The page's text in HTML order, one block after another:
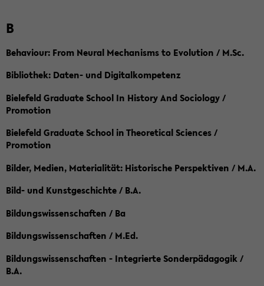
B
Behaviour: From Neural Mechanisms to Evolution / M.Sc.
Bibliothek: Daten- und Digitalkompetenz
Bielefeld Graduate School In History And Sociology /
Promotion
Bielefeld Graduate School in Theoretical Sciences /
Promotion
Bilder, Medien, Materialität: Historische Perspektiven / M.A.
Bild- und Kunstgeschichte / B.A.
Bildungswissenschaften / Ba
Bildungswissenschaften / M.Ed.
Bildungswissenschaften - Integrierte Sonderpädagogik /
B.A.